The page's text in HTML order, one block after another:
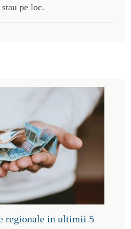
pe loc.
regionale in ultimii 5